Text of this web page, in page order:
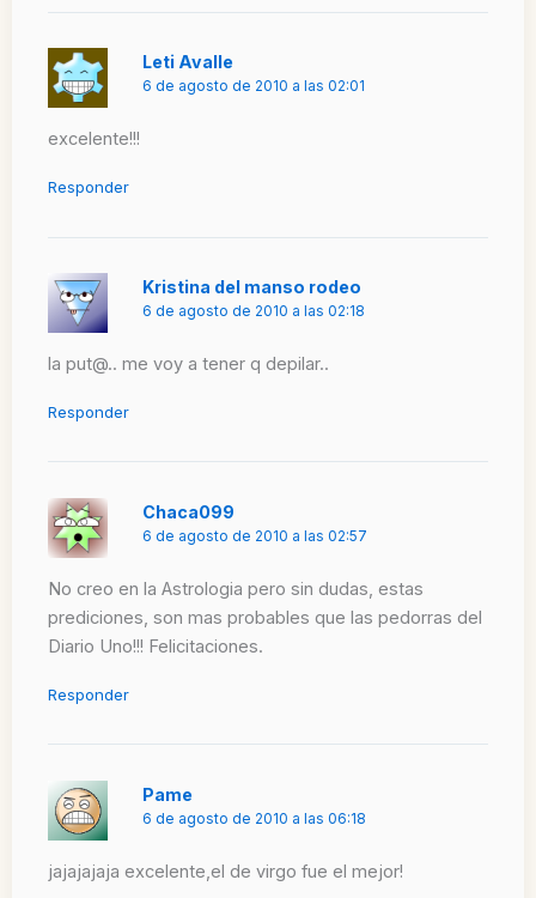
Leti Avalle
6 de agosto de 2010 a las 02:01
excelente!!!
Responder
Kristina del manso rodeo
6 de agosto de 2010 a las 02:18
la put@.. me voy a tener q depilar..
Responder
Chaca099
6 de agosto de 2010 a las 02:57
No creo en la Astrologia pero sin dudas, estas
prediciones, son mas probables que las pedorras del
Diario Uno!!! Felicitaciones.
Responder
Pame
6 de agosto de 2010 a las 06:18
jajajajaja excelente,el de virgo fue el mejor!